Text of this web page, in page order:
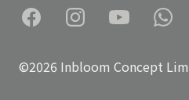
©2026 Inbloom Concept